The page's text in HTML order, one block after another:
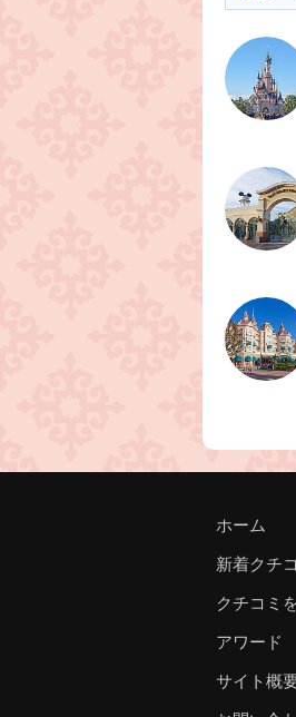
ホーム
新着クチ
クチコミ
アワード
サイト概